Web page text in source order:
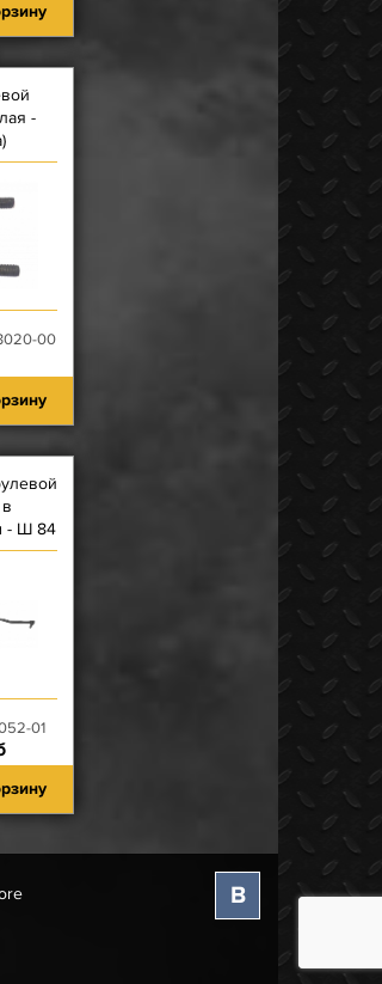
-
00
- Ш 84
01
В